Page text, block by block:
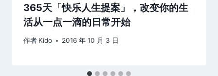
365天「快乐人生提案」，改变你的生
活从一点一滴的日常开始
作者 Kido 2016 年 10 月 3 日